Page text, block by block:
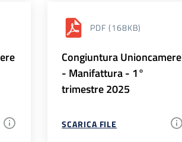
PDF (168KB)
Congiuntura Unioncamere
- Manifattura - 1°
trimestre 2025
SCARICA FILE